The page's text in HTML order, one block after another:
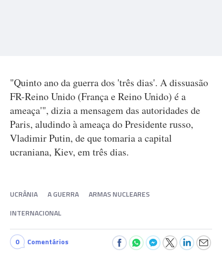
"Quinto ano da guerra dos 'três dias'. A dissuasão
FR-Reino Unido (França e Reino Unido) é a
ameaça'", dizia a mensagem das autoridades de
Paris, aludindo à ameaça do Presidente russo,
Vladimir Putin, de que tomaria a capital
ucraniana, Kiev, em três dias.
UCRÂNIA A GUERRA
ARMAS NUCLEARES
INTERNACIONAL
0 Comentários